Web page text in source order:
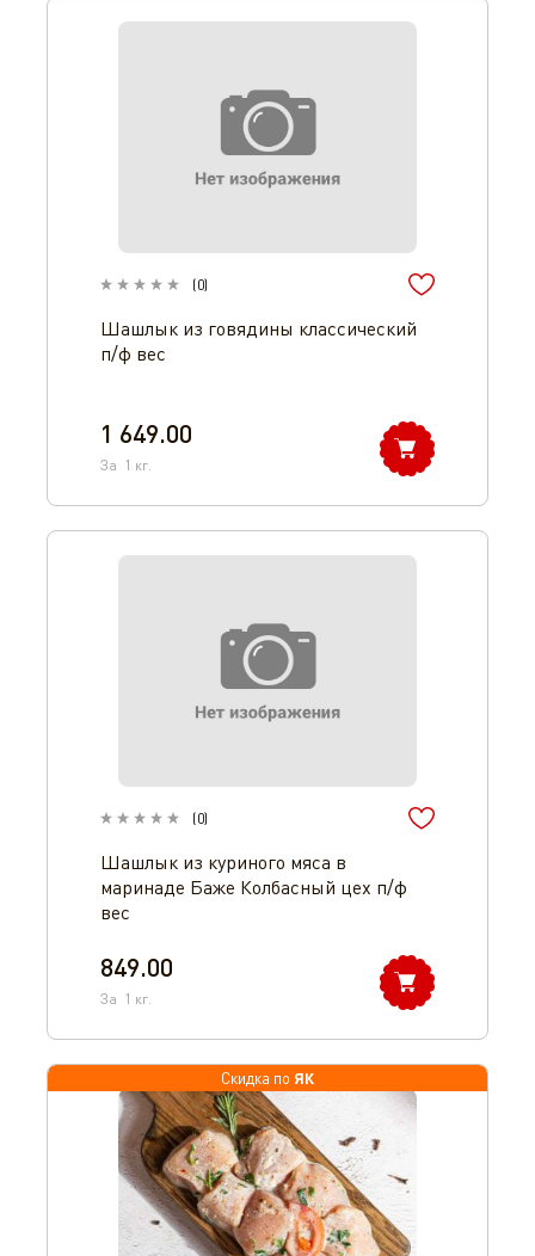
(0)
Шашлык из говядины классический
п/ф вес
1 649.00
За 1 кг.
(0)
Шашлык из куриного мяса в
маринаде Баже Колбасный цех п/ф
вес
849.00
За 1 кг.
Скидка по ЯК